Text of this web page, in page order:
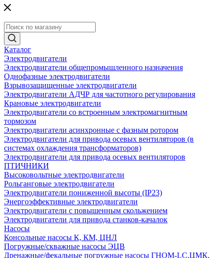
Каталог
Электродвигатели
Электродвигатели общепромышленного назначения
Однофазные электродвигатели
Взрывозащищенные электродвигатели
Электродвигатели АДЧР для частотного регулирования
Крановые электродвигатели
Электродвигатели со встроенным электромагнитным
тормозом
Электродвигатели асинхронные с фазным ротором
Электродвигатели для привода осевых вентиляторов (в
системах охлаждения трансформаторов)
Электродвигатели для привода осевых вентиляторов
ПТИЧНИКИ
Высоковольтные электродвигатели
Рольганговые электродвигатели
Электродвигатели пониженной высоты (IP23)
Энергоэффективные электродвигатели
Электродвигатели с повышенным скольжением
Электродвигатели для привода станков-качалок
Насосы
Консольные насосы К, КМ, ЦНЛ
Погружные/скважные насосы ЭЦВ
Дренажные/фекальные погружные насосы ГНОМ-LC,ЦМК,